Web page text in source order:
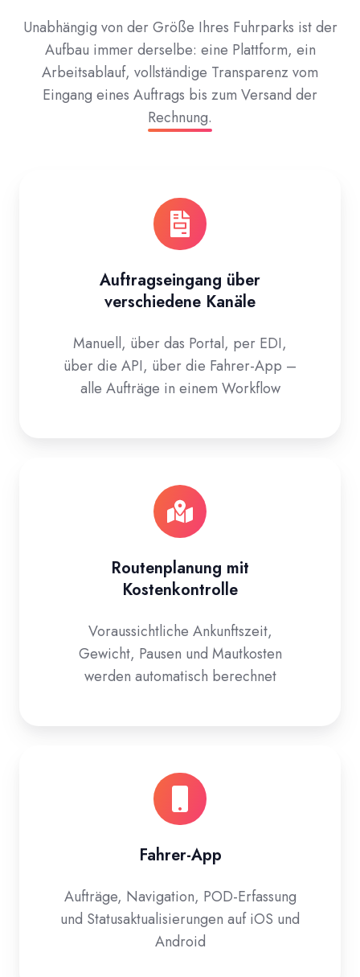
Unabhängig von der Größe Ihres Fuhrparks ist der
Aufbau immer derselbe: eine Plattform, ein
Arbeitsablauf, vollständige Transparenz vom
Eingang eines Auftrags bis zum Versand der
Rechnung.
Auftragseingang über
verschiedene Kanäle
Manuell, über das Portal, per EDI,
über die API, über die Fahrer-App –
alle Aufträge in einem Workflow
Routenplanung mit
Kostenkontrolle
Voraussichtliche Ankunftszeit,
Gewicht, Pausen und Mautkosten
werden automatisch berechnet
Fahrer-App
Aufträge, Navigation, POD-Erfassung
und Statusaktualisierungen auf iOS und
Android